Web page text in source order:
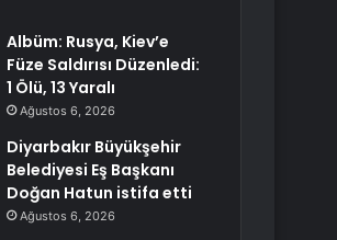
Albüm: Rusya, Kiev’e
Füze Saldırısı Düzenledi:
1 Ölü, 13 Yaralı
Ağustos 6, 2026
Diyarbakır Büyükşehir
Belediyesi Eş Başkanı
Doğan Hatun istifa etti
Ağustos 6, 2026